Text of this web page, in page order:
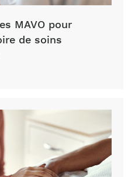
MAVO pour
de soins